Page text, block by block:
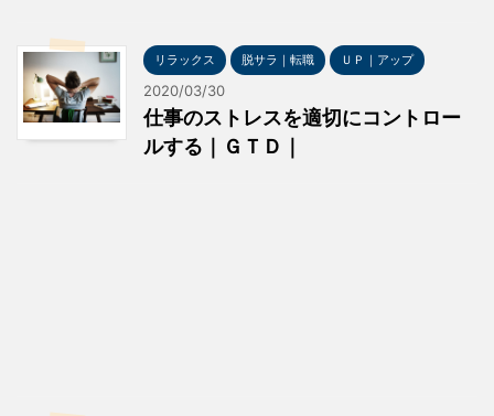
リラックス 脱サラ｜転職 ＵＰ｜アップ
2020/03/30
仕事のストレスを適切にコントロー
ルする｜ＧＴＤ｜